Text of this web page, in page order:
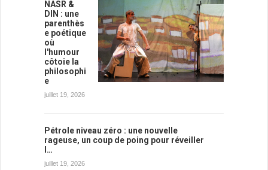
NASR &
DIN : une
parenthès
e poétique
où
l'humour
côtoie la
philosophi
e
juillet 19, 2026
Pétrole niveau zéro : une nouvelle
rageuse, un coup de poing pour réveiller
l…
juillet 19, 2026